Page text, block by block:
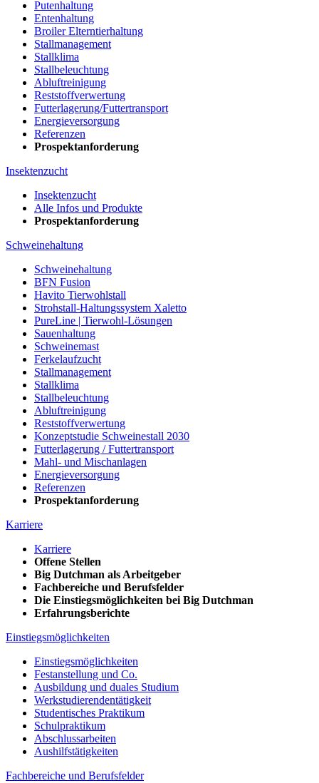
Putenhaltung
Entenhaltung
Broiler Elterntierhaltung
Stallmanagement
Stallklima
Stallbeleuchtung
Abluftreinigung
Reststoffverwertung
Futterlagerung/Futtertransport
Energieversorgung
Referenzen
Prospektanforderung
Insektenzucht
Insektenzucht
Alle Infos und Produkte
Prospektanforderung
Schweinehaltung
Schweinehaltung
BFN Fusion
Havito Tierwohlstall
Strohstall-Haltungssystem Xaletto
PureLine | Tierwohl-Lösungen
Sauenhaltung
Schweinemast
Ferkelaufzucht
Stallmanagement
Stallklima
Stallbeleuchtung
Abluftreinigung
Reststoffverwertung
Konzeptstudie Schweinestall 2030
Futterlagerung / Futtertransport
Mahl- und Mischanlagen
Energieversorgung
Referenzen
Prospektanforderung
Karriere
Karriere
Offene Stellen
Big Dutchman als Arbeitgeber
Fachbereiche und Berufsfelder
Die Einstiegsmöglichkeiten bei Big Dutchman
Erfahrungsberichte
Einstiegsmöglichkeiten
Einstiegsmöglichkeiten
Festanstellung und Co.
Ausbildung und duales Studium
Werkstudierendentätigkeit
Studentisches Praktikum
Schulpraktikum
Abschlussarbeiten
Aushilfstätigkeiten
Fachbereiche und Berufsfelder